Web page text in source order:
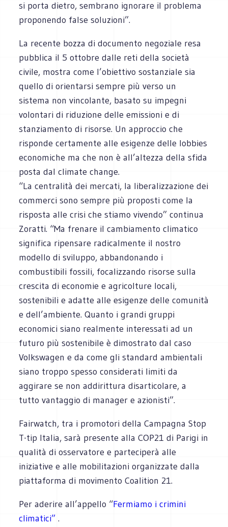
si porta dietro, sembrano ignorare il problema
proponendo false soluzioni”.
La recente bozza di documento negoziale resa
pubblica il 5 ottobre dalle reti della società
civile, mostra come l’obiettivo sostanziale sia
quello di orientarsi sempre più verso un
sistema non vincolante, basato su impegni
volontari di riduzione delle emissioni e di
stanziamento di risorse. Un approccio che
risponde certamente alle esigenze delle lobbies
economiche ma che non è all’altezza della sfida
posta dal climate change.
“La centralità dei mercati, la liberalizzazione dei
commerci sono sempre più proposti come la
risposta alle crisi che stiamo vivendo” continua
Zoratti. “Ma frenare il cambiamento climatico
significa ripensare radicalmente il nostro
modello di sviluppo, abbandonando i
combustibili fossili, focalizzando risorse sulla
crescita di economie e agricolture locali,
sostenibili e adatte alle esigenze delle comunità
e dell’ambiente. Quanto i grandi gruppi
economici siano realmente interessati ad un
futuro più sostenibile è dimostrato dal caso
Volkswagen e da come gli standard ambientali
siano troppo spesso considerati limiti da
aggirare se non addirittura disarticolare, a
tutto vantaggio di manager e azionisti”.
Fairwatch, tra i promotori della Campagna Stop
T-tip Italia, sarà presente alla COP21 di Parigi in
qualità di osservatore e parteciperà alle
iniziative e alle mobilitazioni organizzate dalla
piattaforma di movimento Coalition 21.
Per aderire all’appello “Fermiamo i crimini
climatici”.